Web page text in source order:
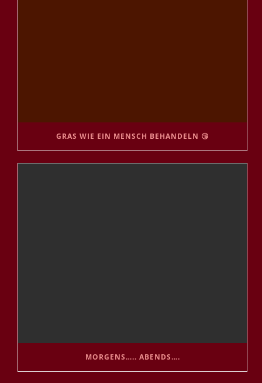
GRAS WIE EIN MENSCH BEHANDELN 😘
MORGENS….. ABENDS….